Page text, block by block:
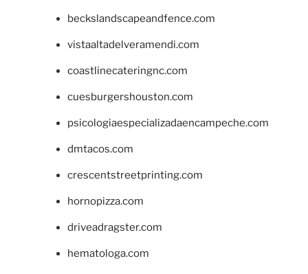
beckslandscapeandfence.com
vistaaltadelveramendi.com
coastlinecateringnc.com
cuesburgershouston.com
psicologiaespecializadaencampeche.com
dmtacos.com
crescentstreetprinting.com
hornopizza.com
driveadragster.com
hematologa.com